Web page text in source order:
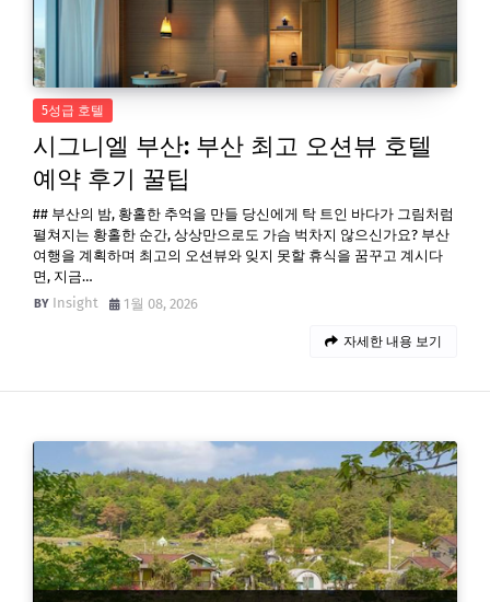
5성급 호텔
시그니엘 부산: 부산 최고 오션뷰 호텔
예약 후기 꿀팁
## 부산의 밤, 황홀한 추억을 만들 당신에게 탁 트인 바다가 그림처럼
펼쳐지는 황홀한 순간, 상상만으로도 가슴 벅차지 않으신가요? 부산
여행을 계획하며 최고의 오션뷰와 잊지 못할 휴식을 꿈꾸고 계시다
면, 지금…
Insight
1월 08, 2026
자세한 내용 보기